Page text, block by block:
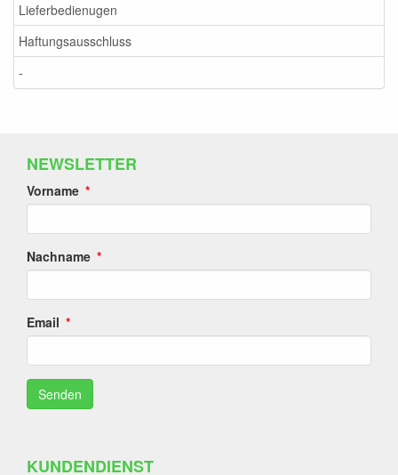
Lieferbedienugen
Haftungsausschluss
-
NEWSLETTER
Vorname
Nachname
Email
KUNDENDIENST